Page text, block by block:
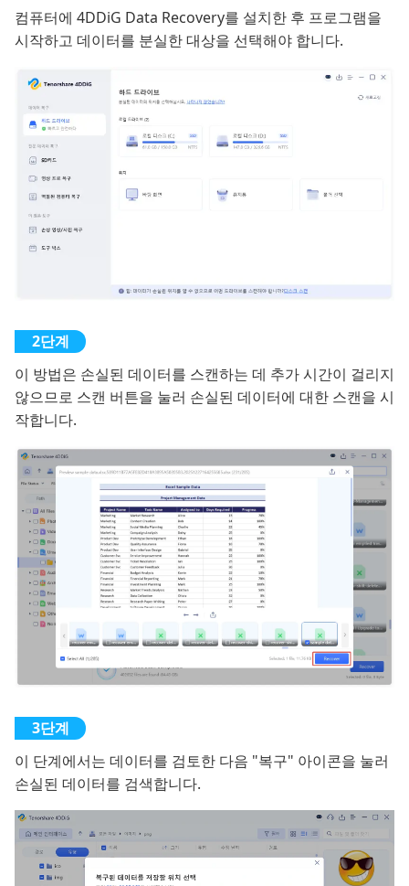
컴퓨터에 4DDiG Data Recovery를 설치한 후 프로그램을
시작하고 데이터를 분실한 대상을 선택해야 합니다.
이 방법은 손실된 데이터를 스캔하는 데 추가 시간이 걸리지
않으므로 스캔 버튼을 눌러 손실된 데이터에 대한 스캔을 시
작합니다.
이 단계에서는 데이터를 검토한 다음 "복구" 아이콘을 눌러
손실된 데이터를 검색합니다.